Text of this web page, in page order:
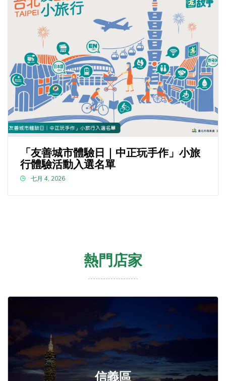
「友善城市體驗日｜中正玩手作」小旅
行體驗活動入選名單
七月 4, 2026
熱門店家
信義區